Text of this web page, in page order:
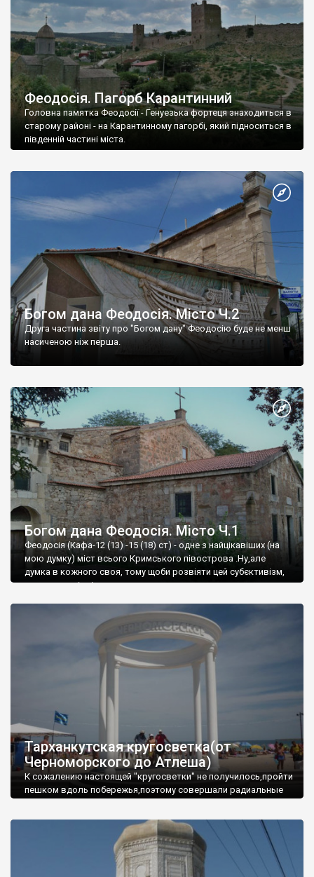
Феодосія. Пагорб Карантинний
Головна памятка Феодосії - Генуезька фортеця знаходиться в
старому районі - на Карантинному пагорбі, який підноситься в
південній частині міста.
Богом дана Феодосія. Місто Ч.2
Друга частина звіту про "Богом дану" Феодосію буде не менш
насиченою ніж перша.
Богом дана Феодосія. Місто Ч.1
Феодосія (Кафа-12 (13) -15 (18) ст) - одне з найцікавіших (на
мою думку) міст всього Кримського півострова .Ну,але
думка в кожного своя, тому щоби розвіяти цей субєктивізм,
запрошую відвідати це
Тарханкутская кругосветка(от
Черноморского до Атлеша)
К сожалению настоящей "кругосветки" не получилось,пройти
пешком вдоль побережья,поэтому совершали радиальные